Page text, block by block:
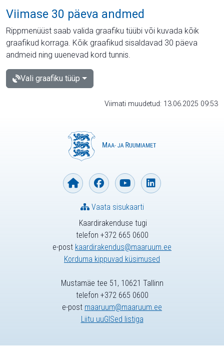
Viimase 30 päeva andmed
Rippmenüüst saab valida graafiku tüübi või kuvada kõik
graafikud korraga. Kõik graafikud sisaldavad 30 päeva
andmeid ning uuenevad kord tunnis.
Vali graafiku tüüp
Viimati muudetud: 13.06.2025 09:53
Kaardirakenduse tugi
telefon +372 665 0600
e-post kaardirakendus@maaruum.ee
Korduma kippuvad küsimused
Vaata sisukaarti
Mustamäe tee 51, 10621 Tallinn
telefon +372 665 0600
e-post maaruum@maaruum.ee
Liitu uuGISed listiga